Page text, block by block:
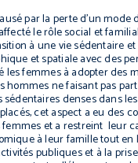
par la perte d’un mode
le rôle social et
à une vie sédentaire
et spatiale avec des
les femmes à adopter des
hommes ne faisant pas
sédentaires denses dans
cet aspect a eu des
et a restreint leur
à leur famille tout
publiques et à la